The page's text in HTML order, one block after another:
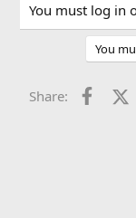
You must log in
You
Share: